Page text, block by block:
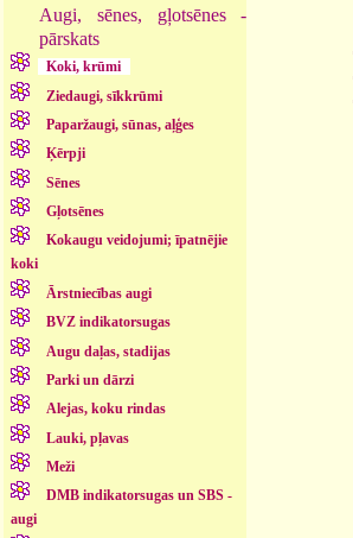
Augi, sēnes, gļotsēnes -
pārskats
Koki, krūmi
Ziedaugi, sīkkrūmi
Paparžaugi, sūnas, aļģes
Ķērpji
Sēnes
Gļotsēnes
Kokaugu veidojumi; īpatnējie
koki
Ārstniecības augi
BVZ indikatorsugas
Augu daļas, stadijas
Parki un dārzi
Alejas, koku rindas
Lauki, pļavas
Meži
DMB indikatorsugas un SBS -
augi